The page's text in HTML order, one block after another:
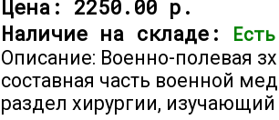
Цена: 2250.00 р.
Наличие на складе:
Описание: Военно-полевая
составная часть военной
раздел хирургии, изучающий